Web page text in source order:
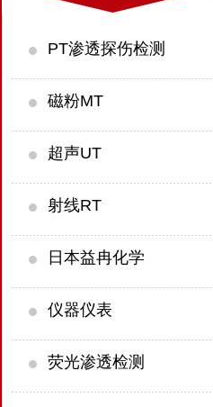
PT渗透探伤检测
磁粉MT
超声UT
射线RT
日本益冉化学
仪器仪表
荧光渗透检测